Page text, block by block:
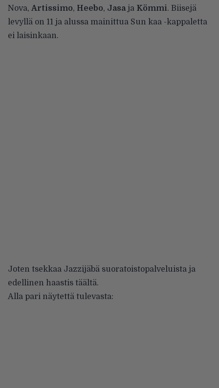
Nova, Artissimo, Heebo, Jasaja Kömmi. Biisejä
levyllä on 11 ja alussa mainittua Sun kaa -kappaletta
ei laisinkaan.
Joten tsekkaa Jazzijäbä suoratoistopalveluista ja
edellinen haastis täältä.
Alla pari näytettä tulevasta: